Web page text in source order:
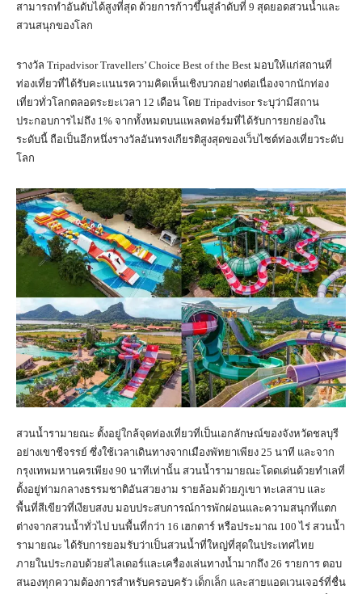
สามารถทำอันดับได้สูงที่สุด ด้วยการก้าวขึ้นสู่ลำดับที่ 9 สุดยอดสวนน้ำและ
สวนสนุกของโลก
รางวัล Tripadvisor Travellers’ Choice Best of the Best มอบให้แก่สถานที่
ท่องเที่ยวที่ได้รับคะแนนรความคิดเห็นเชิงบวกอย่างต่อเนื่องจากนักท่อง
เที่ยวทั่วโลกตลอดระยะเวลา 12 เดือน โดย Tripadvisor ระบุว่ามีสถาน
ประกอบการไม่ถึง 1% จากทั้งหมดบนแพลตฟอร์มที่ได้รับการยกย่องใน
ระดับนี้ ถือเป็นอีกหนึ่งรางวัลอันทรงเกียรติสูงสุดของเว็บไซต์ท่องเที่ยวระดับ
โลก
สวนน้ำรามายณะ ตั้งอยู่ใกล้จุดท่องเที่ยวที่เป็นเอกลักษณ์ของจังหวัดชลบุรี
อย่างเขาชีจรรย์ ซึ่งใช้เวลาเดินทางจากเมืองพัทยาเพียง 25 นาที และจาก
กรุงเทพมหานครเพียง 90 นาทีเท่านั้น สวนน้ำรามายณะโดดเด่นด้วยทำเลที่
ตั้งอยู่ท่ามกลางธรรมชาติอันสวยงาม รายล้อมด้วยภูเขา ทะเลสาบ และ
พื้นที่สีเขียวที่เงียบสงบ มอบประสบการณ์การพักผ่อนและความสนุกที่แตก
ต่างจากสวนน้ำทั่วไป บนพื้นที่กว่า 16 เฮกตาร์ หรือประมาณ 100 ไร่ สวนน้ำ
รามายณะ ได้รับการยอมรับว่าเป็นสวนน้ำที่ใหญ่ที่สุดในประเทศไทย
ภายในประกอบด้วยสไลเดอร์และเครื่องเล่นทางน้ำมากถึง 26 รายการ ตอบ
สนองทุกความต้องการสำหรับครอบครัว เด็กเล็ก และสายแอดเวนเจอร์ที่ชื่น